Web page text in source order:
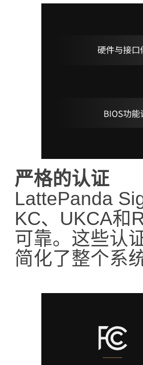
严格的认证
LattePanda
KC、UKCA和
可靠。这些认
简化了整个系